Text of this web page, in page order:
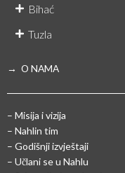
Bihać
Tuzla
→ O NAMA
– Misija i vizija
– Nahlin tim
– Godišnji izvještaji
– Učlani se u Nahlu